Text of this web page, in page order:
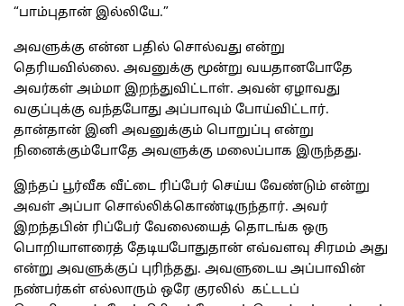
“பாம்புதான் இல்லியே.”
அவளுக்கு என்ன பதில் சொல்வது என்று
தெரியவில்லை. அவனுக்கு மூன்று வயதானபோதே
அவர்கள் அம்மா இறந்துவிட்டாள். அவன் ஏழாவது
வகுப்புக்கு வந்தபோது அப்பாவும் போய்விட்டார்.
தான்தான் இனி அவனுக்கும் பொறுப்பு என்று
நினைக்கும்போதே அவளுக்கு மலைப்பாக இருந்தது.
இந்தப் பூர்வீக வீட்டை ரிப்பேர் செய்ய வேண்டும் என்று
அவள் அப்பா சொல்லிக்கொண்டிருந்தார். அவர்
இறந்தபின் ரிப்பேர் வேலையைத் தொடங்க ஒரு
பொறியாளரைத் தேடியபோதுதான் எவ்வளவு சிரமம் அது
என்று அவளுக்குப் புரிந்தது. அவளுடைய அப்பாவின்
நண்பர்கள் எல்லாரும் ஒரே குரலில் கட்டடப்